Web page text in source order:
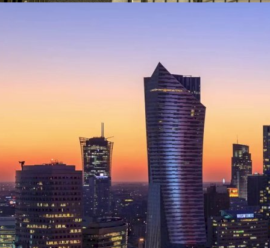
Технико-Художественная Академия прикладных наук в
Варшаве
Варшава, Польша